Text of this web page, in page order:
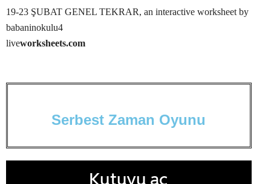
19-23 ŞUBAT GENEL TEKRAR, an interactive worksheet by
babaninokulu4
liveworksheets.com
Serbest Zaman Oyunu